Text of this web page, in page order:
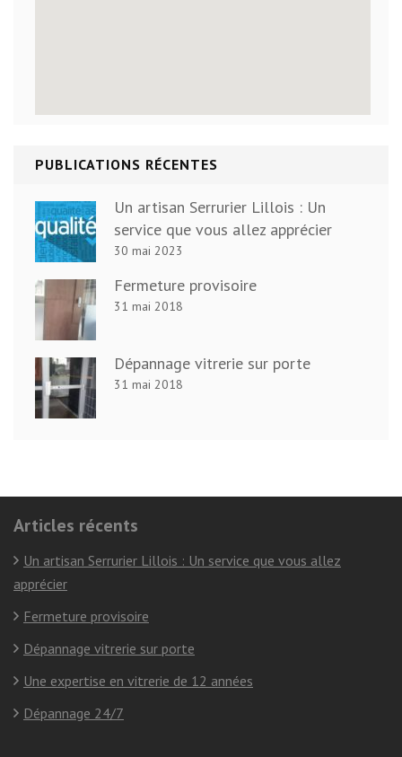
PUBLICATIONS RÉCENTES
Un artisan Serrurier Lillois : Un
service que vous allez apprécier
30 mai 2023
Fermeture provisoire
31 mai 2018
Dépannage vitrerie sur porte
31 mai 2018
Articles récents
Un artisan Serrurier Lillois : Un service que vous allez
apprécier
Fermeture provisoire
Dépannage vitrerie sur porte
Une expertise en vitrerie de 12 années
Dépannage 24/7